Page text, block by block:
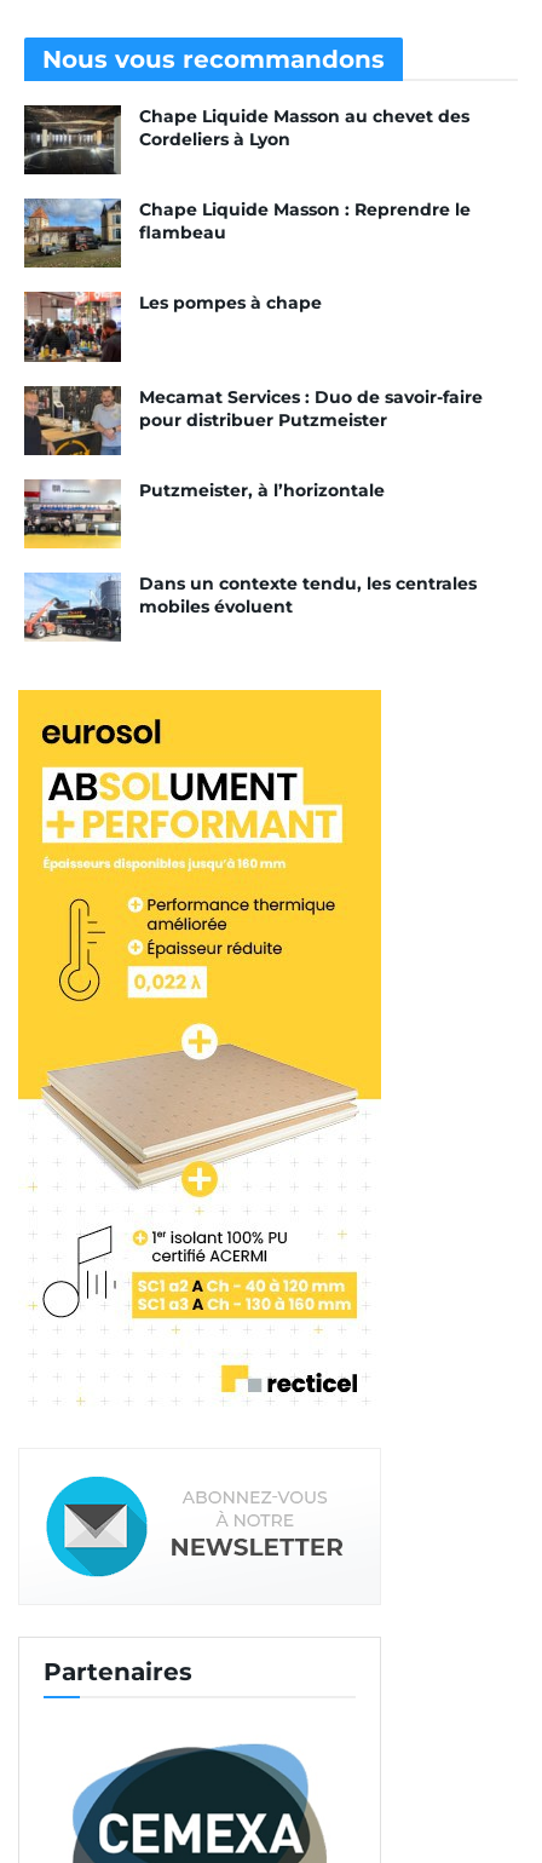
Nous vous recommandons
Chape Liquide Masson au chevet des
Cordeliers à Lyon
Chape Liquide Masson : Reprendre le
flambeau
Les pompes à chape
Mecamat Services : Duo de savoir-faire
pour distribuer Putzmeister
Putzmeister, à l’horizontale
Dans un contexte tendu, les centrales
mobiles évoluent
Partenaires